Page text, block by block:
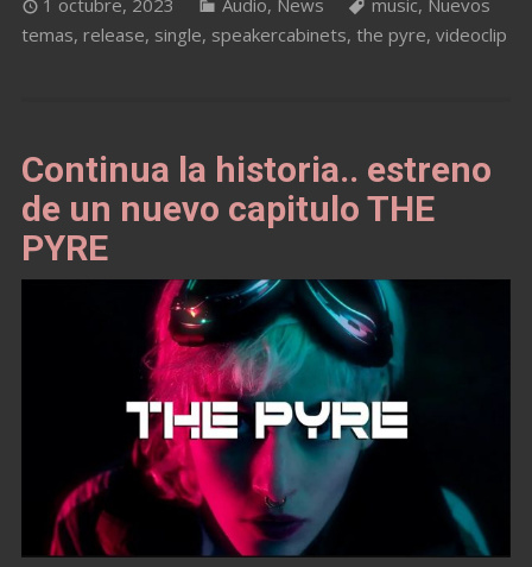
1 octubre, 2023 Audio, News music, Nuevos
temas, release, single, speakercabinets, the pyre, videoclip
Continua la historia.. estreno
de un nuevo capitulo THE
PYRE